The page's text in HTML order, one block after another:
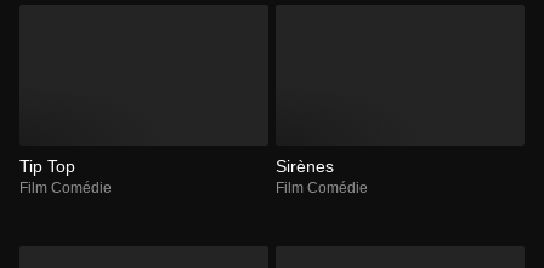
Tip Top
Film Comédie
Sirènes
Film Comédie